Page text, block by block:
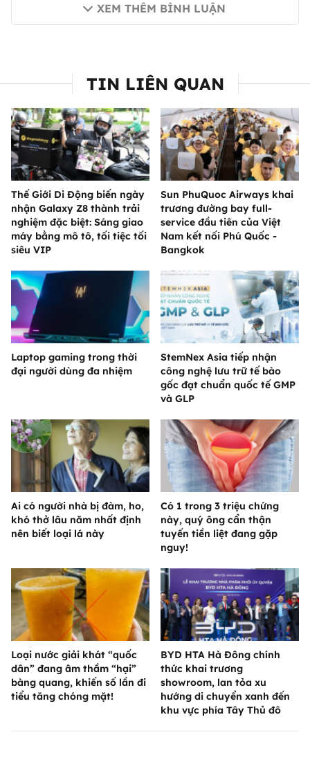
XEM THÊM BÌNH LUẬN
TIN LIÊN QUAN
Thế Giới Di Động biến ngày
nhận Galaxy Z8 thành trải
nghiệm đặc biệt: Sáng giao
máy bằng mô tô, tối tiệc tối
siêu VIP
Sun PhuQuoc Airways khai
trương đường bay full-
service đầu tiên của Việt
Nam kết nối Phú Quốc -
Bangkok
Laptop gaming trong thời
đại người dùng đa nhiệm
StemNex Asia tiếp nhận
công nghệ lưu trữ tế bào
gốc đạt chuẩn quốc tế GMP
và GLP
Ai có người nhà bị đàm, ho,
khó thở lâu năm nhất định
nên biết loại lá này
Có 1 trong 3 triệu chứng
này, quý ông cẩn thận
tuyến tiền liệt đang gặp
nguy!
Loại nước giải khát “quốc
dân” đang âm thầm “hại”
bàng quang, khiến số lần đi
tiểu tăng chóng mặt!
BYD HTA Hà Đông chính
thức khai trương
showroom, lan tỏa xu
hướng di chuyển xanh đến
khu vực phía Tây Thủ đô